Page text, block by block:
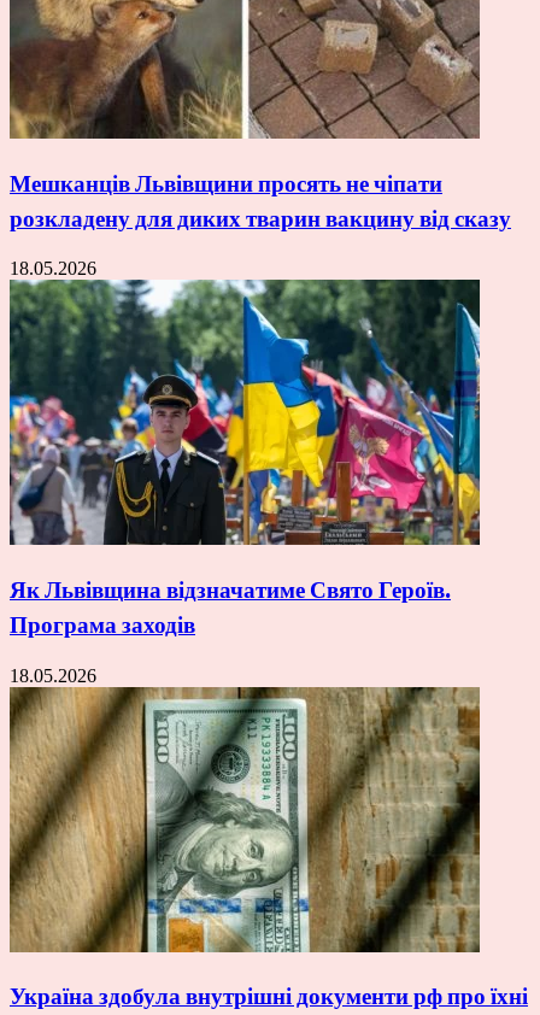
Мешканців Львівщини просять не чіпати
розкладену для диких тварин вакцину від сказу
18.05.2026
Як Львівщина відзначатиме Свято Героїв.
Програма заходів
18.05.2026
Україна здобула внутрішні документи рф про їхні